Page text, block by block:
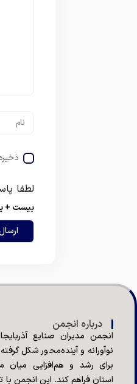
لطفا
بیست +
درباره انجمن
انجمن مدیران صنایع
نوآورانه و آینده‌محور شکل
برای رشد و هم‌افزایی میان
استان فراهم کند. این انجمن با